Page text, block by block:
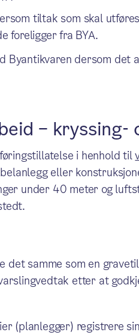
tiltak som skal
foreligger fra BYA.
Byantikvaren dersom det
–
i henhold til
eller
under 40 meter og
samme som en
etter at
(planlegger) registrere